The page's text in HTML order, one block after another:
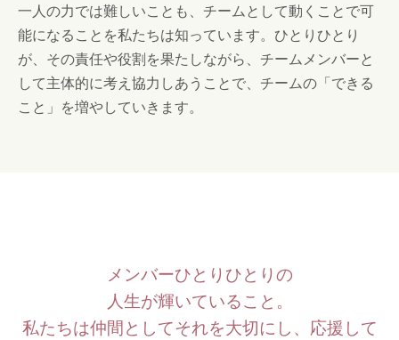
一人の力では難しいことも、チームとして動くことで可
能になることを私たちは知っています。ひとりひとり
が、その責任や役割を果たしながら、チームメンバーと
して主体的に考え協力しあうことで、チームの「できる
こと」を増やしていきます。
メンバーひとりひとりの
人生が輝いていること。
私たちは仲間としてそれを大切にし、応援して